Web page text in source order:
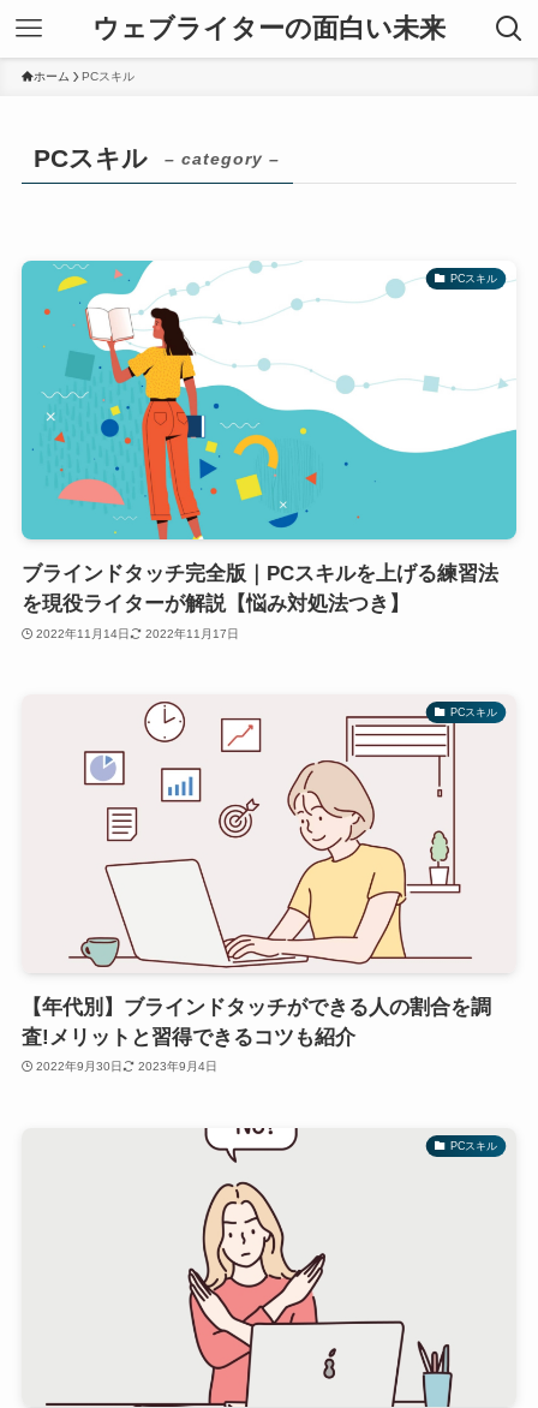
ウェブライターの面白い未来
ホーム PCスキル
PCスキル – category –
PCスキル
ブラインドタッチ完全版｜PCスキルを上げる練習法
を現役ライターが解説【悩み対処法つき】
2022年11月14日 2022年11月17日
PCスキル
【年代別】ブラインドタッチができる人の割合を調
査!メリットと習得できるコツも紹介
2022年9月30日 2023年9月4日
PCスキル